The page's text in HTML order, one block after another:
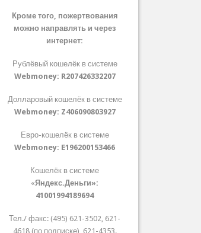
Кроме того, пожертвования
можно направлять и через
интернет:
Рублёвый кошелёк в системе
Webmoney: R207426332207
Долларовый кошелёк в системе
Webmoney: Z406090803927
Евро-кошелёк в системе
Webmoney: E196200153466
Кошелёк в системе
«Яндекс.Деньги»:
41001994189694
Тел./ факс: (495) 621-3502, 621-
4618 (по подписке), 621-4353.